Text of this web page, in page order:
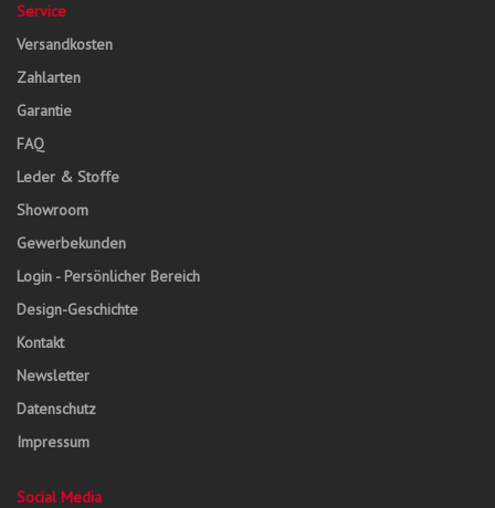
Service
Versandkosten
Zahlarten
Garantie
FAQ
Leder & Stoffe
Showroom
Gewerbekunden
Login - Persönlicher Bereich
Design-Geschichte
Kontakt
Newsletter
Datenschutz
Impressum
Social Media